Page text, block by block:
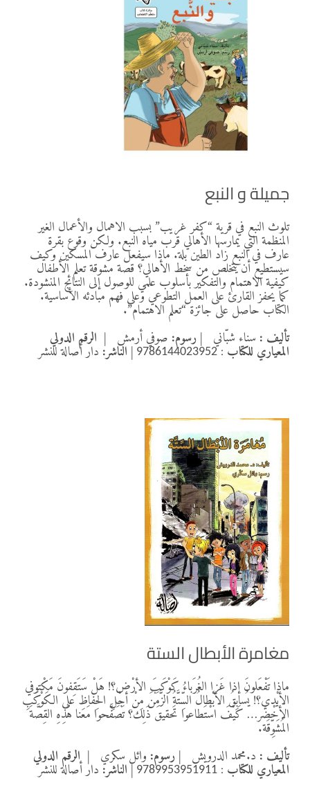
جميلة و النبع
تلوث النبع في قرية “كفر غريب” بسبب الاهمال والأعمال الغير
المنظمة التي يمارسها الأهالي قرب مياه النبع. ولكن وقوع بقرة
عارف في النبع زاد الطين بلة. ماذا سيفعل عارف المسكين وكيف
سيستطيع أن يتخلص من سخط الأهالي؟ قصة مشوقة تعلم الأطفال
كيفية الاهتمام والتفكير بأسلوب علمي للوصول إلى النتائج المنشودة.
كما يحفز القارئ على العمل التطوعي وعلى فهم مبادئه الأساسية.
الكتاب حاصل على جائزة “تعلم الاهتمام”.
تأليف : سناء شبّاني |رسوم: صوفي أرمش | الرقم الدولي
المعياري للكتاب :
9786144023952
| الناشر: دار أصالة للنشر
مغامرة الأبطال الستة
ماذا تَفْعَلونَ إذا غَزا الغُرَباءُ كَوْكَبَ الأرْض؟! هَلْ سَتَقِفونَ مَكْتوفي
الأيْدي؟! يُسابِقُ الأبْطالُ السِّتَّةُ الزَّمَنَ مِنْ أجْلِ الحِفاظِ على الكَوْكَبِ
الأخْضَر… كَيْفَ اسْتَطاعوا تَحقيقَ ذَلِك؟ تَصَفَّحوا مَعنا هَذِهِ القِصَّةَ
المُشَوِّقَة.
تأليف : د.محمد الدرويش |رسوم: وائل سكري | الرقم الدولي
المعياري للكتاب :
9789953951911
|الناشر: دار أصالة للنشر